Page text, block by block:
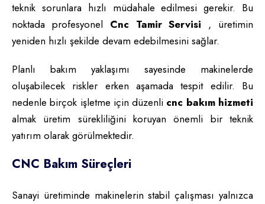
teknik sorunlara hızlı müdahale edilmesi gerekir. Bu
noktada profesyonel Cnc Tamir Servisi , üretimin
yeniden hızlı şekilde devam edebilmesini sağlar.
Planlı bakım yaklaşımı sayesinde makinelerde
oluşabilecek riskler erken aşamada tespit edilir. Bu
nedenle birçok işletme için düzenli cnc bakım hizmeti
almak üretim sürekliliğini koruyan önemli bir teknik
yatırım olarak görülmektedir.
CNC Bakım Süreçleri
Sanayi üretiminde makinelerin stabil çalışması yalnızca